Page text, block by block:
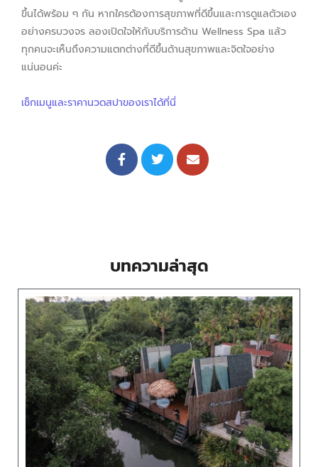
ขึ้นได้พร้อม ๆ กัน หากใครต้องการสุขภาพที่ดีขึ้นและการดูแลตัวเอง
อย่างครบวงจร ลองเปิดใจให้กับบริการด้าน Wellness Spa แล้ว
ทุกคนจะเห็นถึงความแตกต่างที่ดีขึ้นด้านสุขภาพและจิตใจอย่าง
แน่นอนค่ะ
เช็กเมนูและราคานวดสปาของเราได้ที่นี่
บทความล่าสุด